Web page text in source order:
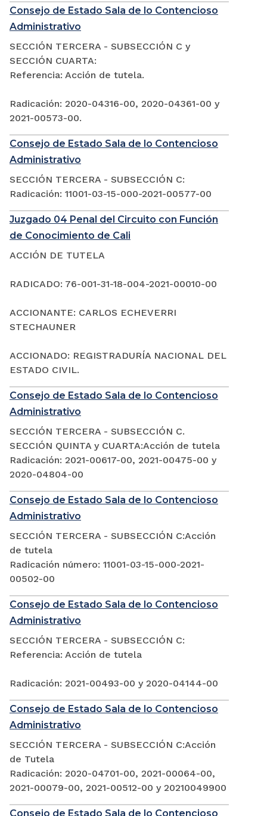
Consejo de Estado Sala de lo Contencioso
Administrativo
SECCIÓN TERCERA - SUBSECCIÓN C y
SECCIÓN CUARTA:
Referencia: Acción de tutela.
Radicación: 2020-04316-00, 2020-04361-00 y
2021-00573-00.
Consejo de Estado Sala de lo Contencioso
Administrativo
SECCIÓN TERCERA - SUBSECCIÓN C:
Radicación: 11001-03-15-000-2021-00577-00
Juzgado 04 Penal del Circuito con Función
de Conocimiento de Cali
ACCIÓN DE TUTELA
RADICADO: 76-001-31-18-004-2021-00010-00
ACCIONANTE: CARLOS ECHEVERRI
STECHAUNER
ACCIONADO: REGISTRADURÍA NACIONAL DEL
ESTADO CIVIL.
Consejo de Estado Sala de lo Contencioso
Administrativo
SECCIÓN TERCERA - SUBSECCIÓN C.
SECCIÓN QUINTA y CUARTA:Acción de tutela
Radicación: 2021-00617-00, 2021-00475-00 y
2020-04804-00
Consejo de Estado Sala de lo Contencioso
Administrativo
SECCIÓN TERCERA - SUBSECCIÓN C:Acción
de tutela
Radicación número: 11001-03-15-000-2021-
00502-00
Consejo de Estado Sala de lo Contencioso
Administrativo
SECCIÓN TERCERA - SUBSECCIÓN C:
Referencia: Acción de tutela
Radicación: 2021-00493-00 y 2020-04144-00
Consejo de Estado Sala de lo Contencioso
Administrativo
SECCIÓN TERCERA - SUBSECCIÓN C:Acción
de Tutela
Radicación: 2020-04701-00, 2021-00064-00,
2021-00079-00, 2021-00512-00 y 20210049900
Consejo de Estado Sala de lo Contencioso